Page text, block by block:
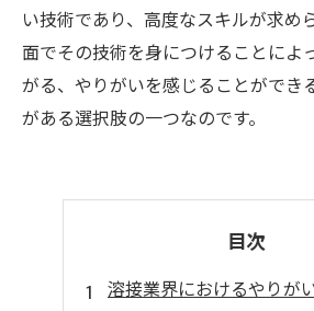
い技術であり、高度なスキルが求め
面でその技術を身につけることによ
がる、やりがいを感じることができ
がある選択肢の一つなのです。
目次
溶接業界におけるやりが